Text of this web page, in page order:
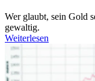
Wer glaubt, sein Gold
gewaltig.
Weiterlesen